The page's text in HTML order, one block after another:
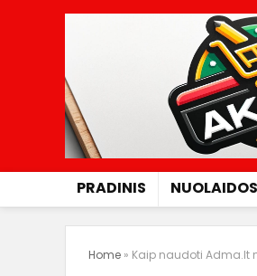
PRADINIS NUOLAIDOS
Home » Kaip naudoti Adma.lt